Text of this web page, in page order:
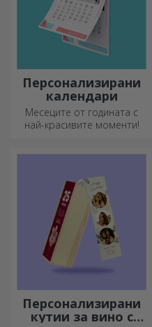
Персонализирани
календари
Месеците от годината с
най-красивите моменти!
Персонализирани
кутии за вино с